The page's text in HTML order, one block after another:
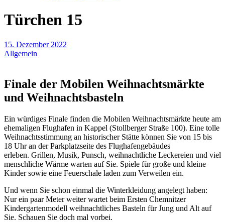
Türchen 15
15. Dezember 2022
Allgemein
Finale der Mobilen Weihnachtsmärkte
und Weihnachtsbasteln
Ein würdiges Finale finden die Mobilen Weihnachtsmärkte heute am
ehemaligen Flughafen in Kappel (Stollberger Straße 100). Eine tolle
Weihnachtsstimmung an historischer Stätte können Sie von 15 bis
18 Uhr an der Parkplatzseite des Flughafengebäudes
erleben. Grillen, Musik, Punsch, weihnachtliche Leckereien und viel
menschliche Wärme warten auf Sie. Spiele für große und kleine
Kinder sowie eine Feuerschale laden zum Verweilen ein.
Und wenn Sie schon einmal die Winterkleidung angelegt haben:
Nur ein paar Meter weiter wartet beim Ersten Chemnitzer
Kindergartenmodell weihnachtliches Basteln für Jung und Alt auf
Sie. Schauen Sie doch mal vorbei.